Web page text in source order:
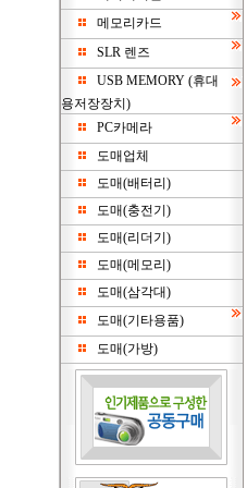
메모리카드
SLR 렌즈
USB MEMORY (휴대
용저장장치)
PC카메라
도매업체
도매(배터리)
도매(충전기)
도매(리더기)
도매(메모리)
도매(삼각대)
도매(기타용품)
도매(가방)